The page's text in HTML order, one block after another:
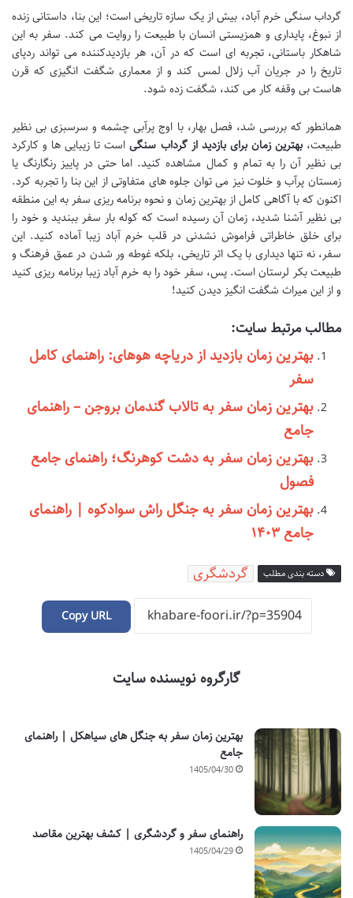
گرداب سنگی خرم آباد، بیش از یک سازه تاریخی است؛ این بنا، داستانی زنده
از نبوغ، پایداری و همزیستی انسان با طبیعت را روایت می کند. سفر به این
شاهکار باستانی، تجربه ای است که در آن، هر بازدیدکننده می تواند ردپای
تاریخ را در جریان آب زلال لمس کند و از معماری شگفت انگیزی که قرن
هاست بی وقفه کار می کند، شگفت زده شود.
همانطور که بررسی شد، فصل بهار، با اوج پرآبی چشمه و سرسبزی بی نظیر
طبیعت،بهترین زمان برای بازدید از گرداب سنگیاست تا زیبایی ها و کارکرد
بی نظیر آن را به تمام و کمال مشاهده کنید. اما حتی در پاییز رنگارنگ یا
زمستان پرآب و خلوت نیز می توان جلوه های متفاوتی از این بنا را تجربه کرد.
اکنون که با آگاهی کامل از بهترین زمان و نحوه برنامه ریزی سفر به این منطقه
بی نظیر آشنا شدید، زمان آن رسیده است که کوله بار سفر ببندید و خود را
برای خلق خاطراتی فراموش نشدنی در قلب خرم آباد زیبا آماده کنید. این
سفر، نه تنها دیداری با یک اثر تاریخی، بلکه غوطه ور شدن در عمق فرهنگ و
طبیعت بکر لرستان است. پس، سفر خود را به خرم آباد زیبا برنامه ریزی کنید
و از این میراث شگفت انگیز دیدن کنید!
مطالب مرتبط سایت:
بهترین زمان بازدید از دریاچه هوهای: راهنمای کامل
سفر
بهترین زمان سفر به تالاب گندمان بروجن – راهنمای
جامع
بهترین زمان سفر به دشت کوهرنگ؛ راهنمای جامع
فصول
بهترین زمان سفر به جنگل راش سوادکوه | راهنمای
جامع ۱۴۰۳
دسته بندی مطلب گردشگری
Copy URL
گارگروه نویسنده سایت
بهترین زمان سفر به جنگل های سیاهکل | راهنمای
جامع
1405/04/30
راهنمای سفر و گردشگری | کشف بهترین مقاصد
1405/04/29